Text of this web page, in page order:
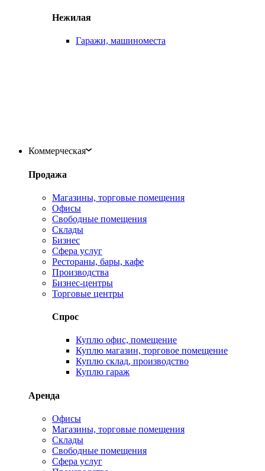
Нежилая
Гаражи, машиноместа
Коммерческая
Продажа
Магазины, торговые помещения
Офисы
Свободные помещения
Склады
Бизнес
Сфера услуг
Рестораны, бары, кафе
Производства
Бизнес-центры
Торговые центры
Спрос
Куплю офис, помещение
Куплю магазин, торговое помещение
Куплю склад, производство
Куплю гараж
Аренда
Офисы
Магазины, торговые помещения
Склады
Свободные помещения
Сфера услуг